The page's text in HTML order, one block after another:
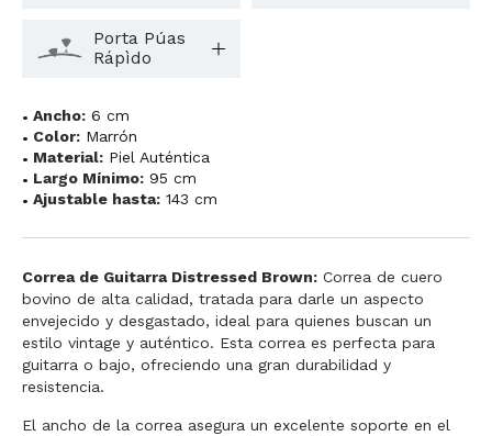
Porta Púas
Rápìdo
Ancho: 6 cm
Color: Marrón
Material: Piel Auténtica
Largo Mínimo: 95 cm
Ajustable hasta: 143 cm
Correa de Guitarra Distressed Brown: Correa de cuero
bovino de alta calidad, tratada para darle un aspecto
envejecido y desgastado, ideal para quienes buscan un
estilo vintage y auténtico. Esta correa es perfecta para
guitarra o bajo, ofreciendo una gran durabilidad y
resistencia.
El ancho de la correa asegura un excelente soporte en el